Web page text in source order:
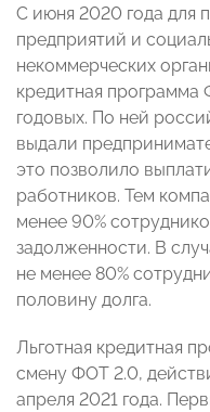
С июня 2020 года для
предприятий и
некоммерческих
кредитная программа
годовых. По ней
выдали
это позволило
работников. Тем
менее 90%
задолженности. В
не менее 80%
половину долга.
Льготная кредитная
смену ФОТ 2.0,
апреля 2021 года.